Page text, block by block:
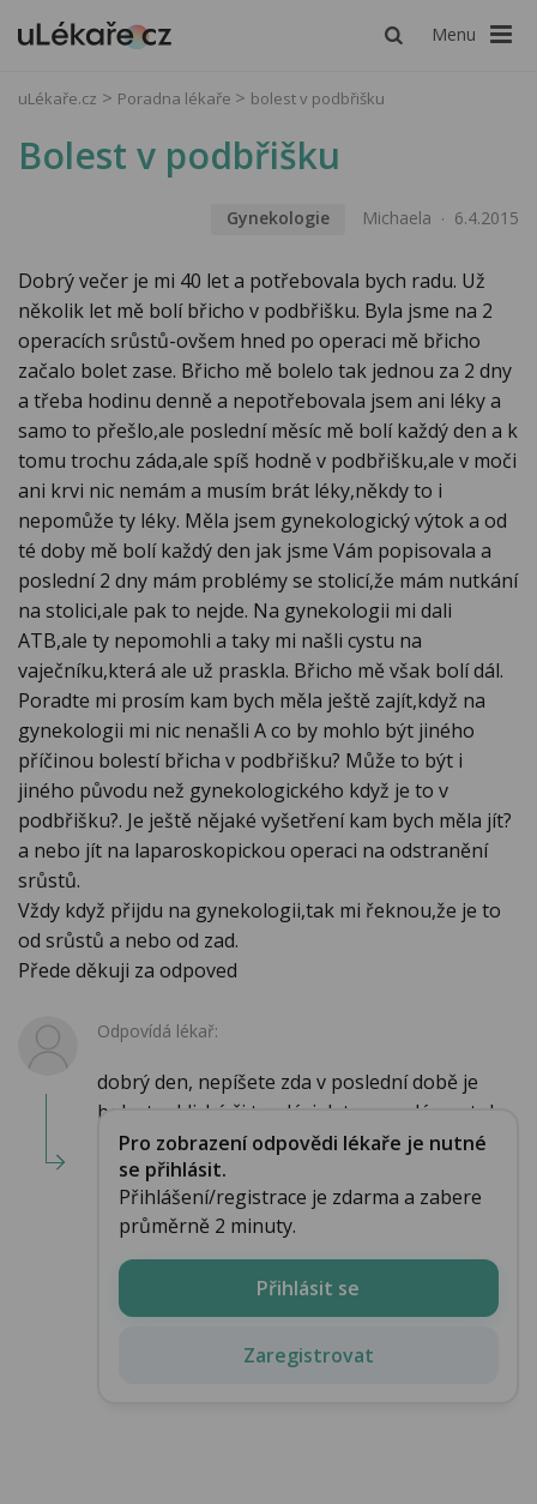
Menu
uLékaře.cz Poradna lékaře bolest v podbřišku
Bolest v podbřišku
Gynekologie Michaela 6.4.2015
Dobrý večer je mi 40 let a potřebovala bych radu. Už
několik let mě bolí břicho v podbřišku. Byla jsme na 2
operacích srůstů-ovšem hned po operaci mě břicho
začalo bolet zase. Břicho mě bolelo tak jednou za 2 dny
a třeba hodinu denně a nepotřebovala jsem ani léky a
samo to přešlo,ale poslední měsíc mě bolí každý den a k
tomu trochu záda,ale spíš hodně v podbřišku,ale v moči
ani krvi nic nemám a musím brát léky,někdy to i
nepomůže ty léky. Měla jsem gynekologický výtok a od
té doby mě bolí každý den jak jsme Vám popisovala a
poslední 2 dny mám problémy se stolicí,že mám nutkání
na stolici,ale pak to nejde. Na gynekologii mi dali
ATB,ale ty nepomohli a taky mi našli cystu na
vaječníku,která ale už praskla. Břicho mě však bolí dál.
Poradte mi prosím kam bych měla ještě zajít,když na
gynekologii mi nic nenašli A co by mohlo být jiného
příčinou bolestí břicha v podbřišku? Může to být i
jiného původu než gynekologického když je to v
podbřišku?. Je ještě nějaké vyšetření kam bych měla jít?
a nebo jít na laparoskopickou operaci na odstranění
srůstů.
Vždy když přijdu na gynekologii,tak mi řeknou,že je to
od srůstů a nebo od zad.
Přede děkuji za odpoved
Odpovídá lékař:
dobrý den, nepíšete zda v poslední době je
bolest cyklická či trvalá, jak to vypadá se stol...
Pro zobrazení odpovědi lékaře je nutné
se přihlásit.
Přihlášení/registrace je zdarma a zabere
průměrně 2 minuty.
Přihlásit se
Zaregistrovat